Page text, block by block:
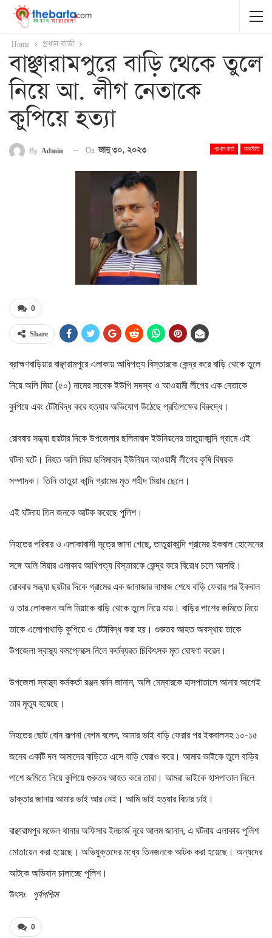
Home প্রধান বার্তা
বাঞ্ছারামপুরে বাড়ি থেকে তুলে
নিয়ে আ. লীগ নেতাকে
কুপিয়ে হত্যা
প্রধান বার্তা রাজনীতি
By Admin On জানু ৩০, ২০২৩
0
Share
ব্রাহ্মণবাড়িয়ার বাঞ্ছারামপুরে এলাকায় আধিপত্য বিস্তারকে কেন্দ্র করে বাড়ি থেকে তুলে
নিয়ে অলি মিয়া (৫০) নামের সাবেক ইউপি সদস্য ও আওয়ামী লীগের এক নেতাকে
কুপিয়ে এবং টেটাবিদ্ধ করে হত্যার অভিযোগ উঠেছে প্রতিপক্ষের বিরুদ্ধে।
রোববার সন্ধ্যা ছয়টার দিকে উপজেলার ছলিমাবাদ ইউনিয়নের তাতুয়াকান্দি গ্রামে এই
ঘটনা ঘটে। নিহত অলি মিয়া ছলিমাবাদ ইউনিয়ন আওয়ামী লীগের কৃষি বিষয়ক
সম্পাদক। তিনি তাতুয়া কান্দি গ্রামের মৃত শহীদ মিয়ার ছেলে।
এই ঘটনায় তিন জনকে আটক করেছে পুলিশ।
নিহতের পরিবার ও এলাকাবাসী সূত্রে জানা গেছে, তাতুয়াকান্দি গ্রামের ইকবাল হোসেনের
সঙ্গে অলি মিয়ার এলাকার আধিপত্য বিস্তারকে কেন্দ্র করে বিরোধ চলে আসছি।
রোববার সন্ধ্যা ছয়টার দিকে গ্রামের এক জানাজার নামাজ শেষে বাড়ি ফেরার পর ইকবাল
ও তার লোকজন অলি মিয়াকে বাড়ি থেকে তুলে নিয়ে যায়। বাড়ির পাশের জমিতে নিয়ে
তাকে এলোপাথাড়ি কুপিয়ে ও টেটাবিদ্ধ করা হয়। গুরুতর আহত অবস্থায় তাকে
উপজেলা স্বাস্থ্য কমপ্লেক্সে নিলে কর্তব্যরত চিকিৎসক মৃত ঘোষণা করেন।
উপজেলা স্বাস্থ্য কর্মকর্তা রঞ্জন বর্মন জানান, অলি মেম্বারকে হাসপাতালে আনার আগেই
তার মৃত্যু হয়েছে।
নিহতের ছোট বোন কল্পনা বেগম বলেন, আমার ভাই বাড়ি ফেরার পর ইকবালসহ ১০-১৫
জনের একটি দল আমাদের বাড়িতে এসে বাড়ি ঘেরাও করে। আমার ভাইকে তুলে বাড়ির
পাশে জমিতে নিয়ে কুপিয়ে গুরুতর আহত করে তারা। আমরা ভাইকে হাসপাতাল নিলে
ডাক্তার জানায় আমার ভাই আর নেই। আমি ভাই হত্যার বিচার চাই।
বাঞ্ছারামপুর মডেল থানার অফিসার ইনচার্জ নূরে আলম জানান, এ ঘটনায় এলাকায় পুলিশ
মোতায়েন করা হয়েছে। অভিযুক্তদের মধ্যে তিনজনকে আটক করা হয়েছে। অন্যদের
আটকে অভিযান চালাচ্ছে পুলিশ।
উৎসঃ
পূর্বপশ্চিম
0